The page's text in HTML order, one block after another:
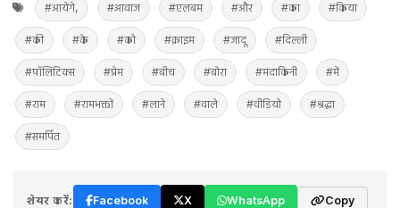
#आयेंगे, #आवाज #एलबम #और #का #किया
#की #के #को #क्राइम #जादू #दिल्ली
#पॉलिटिक्स #प्रेम #बीच #बोरा #मंदाकिनी #में
#राम #रामभक्तों #लाने #वाले #वीडियो #श्रद्धा
#समर्पित
शेयर करें: Facebook X WhatsApp Copy